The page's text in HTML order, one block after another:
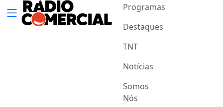
Programas
Destaques
TNT
Notícias
Somos
Nós